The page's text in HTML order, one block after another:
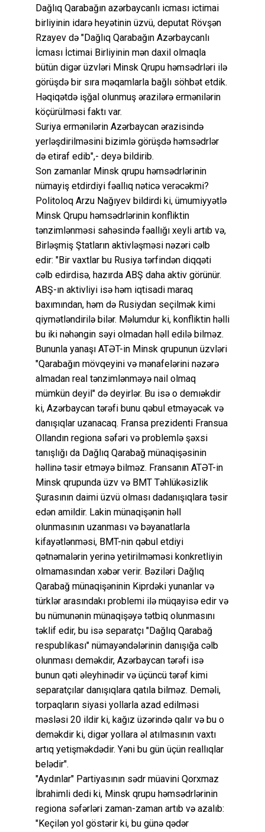
Dağlıq Qarabağın azərbaycanlı icması ictimai
birliyinin idarə heyətinin üzvü, deputat Rövşən
Rzayev də "Dağlıq Qarabağın Azərbaycanlı
İcması İctimai Birliyinin mən daxil olmaqla
bütün digər üzvləri Minsk Qrupu həmsədrləri ilə
görüşdə bir sıra məqamlarla bağlı söhbət etdik.
Həqiqətdə işğal olunmuş ərazilərə ermənilərin
köçürülməsi faktı var.
Suriya ermənilərin Azərbaycan ərazisində
yerləşdirilməsini bizimlə görüşdə həmsədrlər
də etiraf edib",- deyə bildirib.
Son zamanlar Minsk qrupu həmsədrlərinin
nümayiş etdirdiyi fəallıq nəticə verəcəkmi?
Politoloq Arzu Nağıyev bildirdi ki, ümumiyyətlə
Minsk Qrupu həmsədrlərinin konfliktin
tənzimlənməsi sahəsində fəallığı xeyli artıb və,
Birləşmiş Ştatların aktivləşməsi nəzəri cəlb
edir: "Bir vaxtlar bu Rusiya tərfindən diqqəti
cəlb edirdisə, hazırda ABŞ daha aktiv görünür.
ABŞ-ın aktivliyi isə həm iqtisadi maraq
baxımından, həm də Rusiydan seçilmək kimi
qiymətləndirilə bilər. Məlumdur ki, konfliktin həlli
bu iki nəhəngin səyi olmadan həll edilə bilməz.
Bununla yanaşı ATƏT-in Minsk qrupunun üzvləri
"Qarabağın mövqeyini və mənafelərini nəzərə
almadan real tənzimlənməyə nail olmaq
mümkün deyil" də deyirlər. Bu isə o demıəkdir
ki, Azərbaycan tərəfi bunu qəbul etməyəcək və
danışıqlar uzanacaq. Fransa prezidenti Fransua
Ollandın regiona səfəri və problemlə şəxsi
tanışlığı da Dağlıq Qarabağ münaqişəsinin
həllinə təsir etməyə bilməz. Fransanın ATƏT-in
Minsk qrupunda üzv və BMT Təhlükəsizlik
Şurasının daimi üzvü olması dadanışıqlara təsir
edən amildir. Lakin münaqişənin həll
olunmasının uzanması və bəyanatlarla
kifayətlənməsi, BMT-nin qəbul etdiyi
qətnəmalərin yerinə yetirilməməsi konkretliyin
olmamasından xəbər verir. Bəziləri Dağlıq
Qarabağ münaqişəninin Kiprdəki yunanlar və
türklər arasındakı problemi ilə müqayisə edir və
bu nümunənin münaqişəyə tətbiq olunmasını
təklif edir, bu isə separatçı "Dağlıq Qarabağ
respublikası" nümayəndələrinin danışığa cəlb
olunması deməkdir, Azərbaycan tərəfi isə
bunun qəti əleyhinədir və üçüncü tərəf kimi
separatçılar danışıqlara qatıla bilməz. Deməli,
torpaqların siyasi yollarla azad edilməsi
məsləsi 20 ildir ki, kağız üzərində qalır və bu o
deməkdir ki, digər yollara əl atılmasının vaxtı
artıq yetişməkdədir. Yəni bu gün üçün reallıqlar
belədir".
"Aydınlar" Partiyasının sədr müavini Qorxmaz
İbrahimli dedi ki, Minsk qrupu həmsədrlərinin
regiona səfərləri zaman-zaman artıb və azalıb:
"Keçilən yol göstərir ki, bu günə qədər